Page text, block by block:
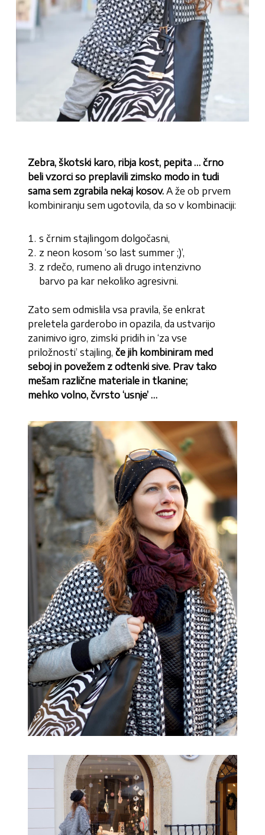
Zebra, škotski karo, ribja kost, pepita … črno
beli vzorci so preplavili zimsko modo in tudi
sama sem zgrabila nekaj kosov. A že ob prvem
kombiniranju sem ugotovila, da so v kombinaciji:
s črnim stajlingom dolgočasni,
z neon kosom ‘so last summer ;)’,
z rdečo, rumeno ali drugo intenzivno
barvo pa kar nekoliko agresivni.
Zato sem odmislila vsa pravila, še enkrat
preletela garderobo in opazila, da ustvarijo
zanimivo igro, zimski pridih in ‘za vse
priložnosti’ stajling, če jih kombiniram med
seboj in povežem z odtenki sive. Prav tako
mešam različne materiale in tkanine;
mehko volno, čvrsto ‘usnje’ …